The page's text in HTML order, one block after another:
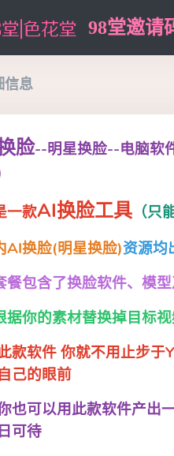
98堂邀请
信息
脸--明星换脸--电脑软
一款AI换脸工具 （只
AI换脸(明星换脸)资源均
餐包含了换脸软件、模
据你的素材替换掉目标
款软件 你就不用止步于
己的眼前
也可以用此款软件产出
可待